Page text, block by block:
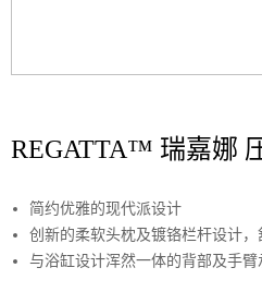
REGATTA™ 瑞嘉娜
简约优雅的现代派设计
创新的柔软头枕及镀铬栏杆设计
与浴缸设计浑然一体的背部及手